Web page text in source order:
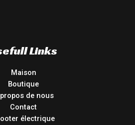
Links
Maison
Boutique
de nous
Contact
électrique